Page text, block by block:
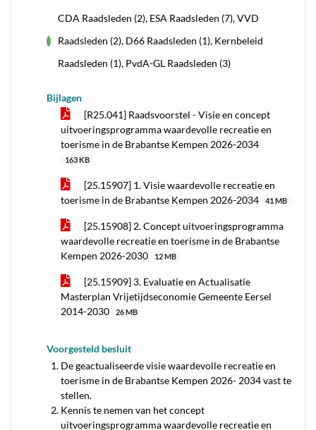
CDA Raadsleden (2), ESA Raadsleden (7), VVD
Raadsleden (2), D66 Raadsleden (1), Kernbeleid
Raadsleden (1), PvdA-GL Raadsleden (3)
Bijlagen
[R25.041] Raadsvoorstel - Visie en concept
uitvoeringsprogramma waardevolle recreatie en
toerisme in de Brabantse Kempen 2026-2034
163 KB
[25.15907] 1. Visie waardevolle recreatie en
toerisme in de Brabantse Kempen 2026-2034
41 MB
[25.15908] 2. Concept uitvoeringsprogramma
waardevolle recreatie en toerisme in de Brabantse
Kempen 2026-2030
12 MB
[25.15909] 3. Evaluatie en Actualisatie
Masterplan Vrijetijdseconomie Gemeente Eersel
2014-2030
26 MB
Voorgesteld besluit
De geactualiseerde visie waardevolle recreatie en
toerisme in de Brabantse Kempen 2026- 2034 vast te
stellen.
Kennis te nemen van het concept
uitvoeringsprogramma waardevolle recreatie en